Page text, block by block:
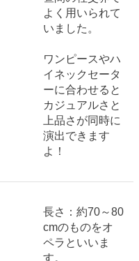
よく用いられて
いました。
ワンピースやハ
イネックセータ
ーに合わせると
カジュアルさと
上品さが同時に
演出できます
よ！
長さ：約70～80
cmのものをオ
ペラといいま
す。